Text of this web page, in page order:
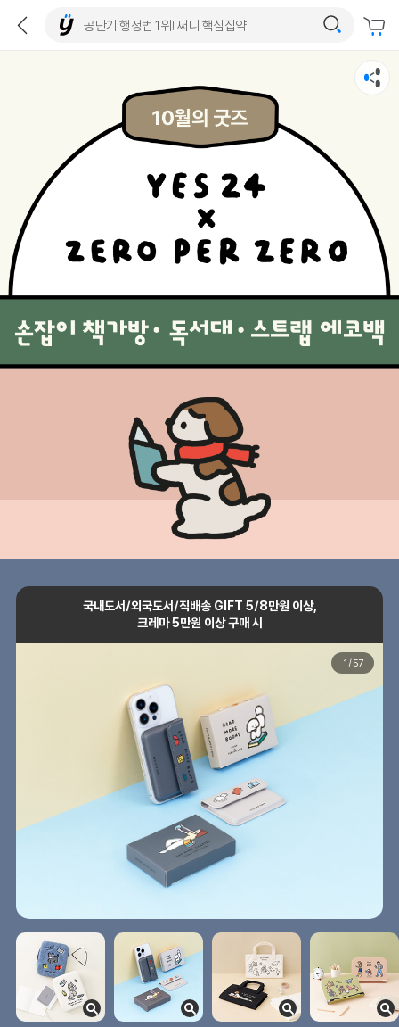
국내도서/외국도서/직배송 GIFT 5/8만원 이상,
크레마 5만원 이상 구매 시
1 /57